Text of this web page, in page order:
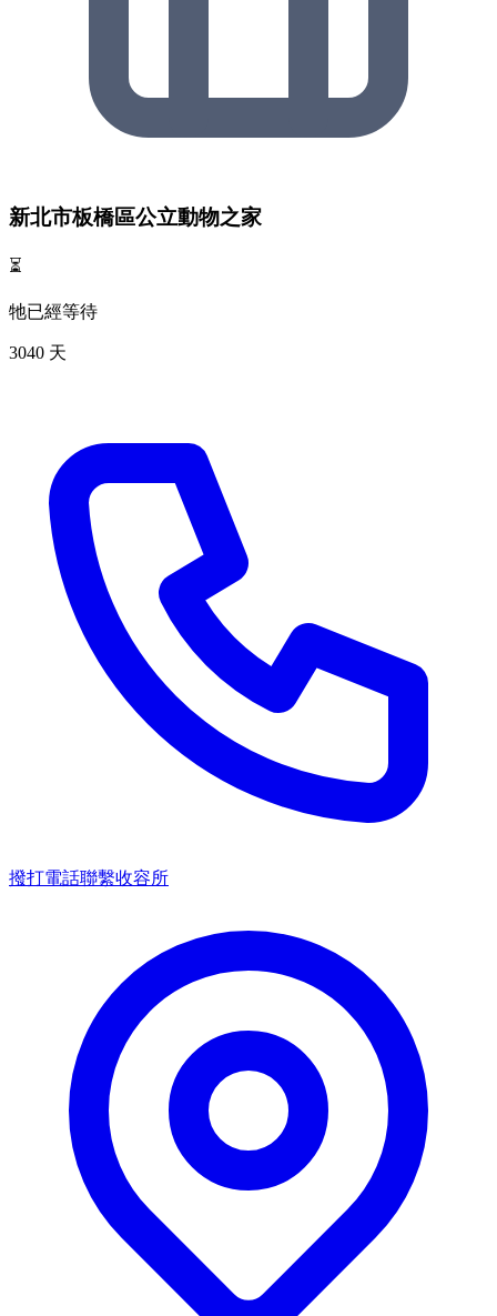
新北市板橋區公立動物之家
⏳
牠已經等待
3040 天
撥打電話聯繫收容所